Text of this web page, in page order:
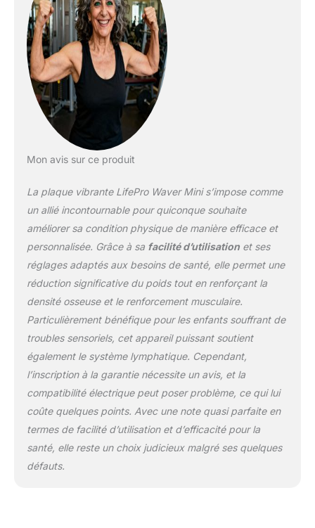
de 200 W offre 99 niveaux de vitesse.
Surface antidérapante, écran intuitif et
fonctionnement silencieux pour un
entraînement pratique où que vous soyez.
ACCOMPAGNEZ VOTRE PARCOURS FORME
: Profitez d’un manuel détaillé, d’une
assistance en direct et d’un accès immédiat
à des vidéos d’entraînement professionnelles
pour atteindre vos objectifs avec LifePro.
Mon avis sur ce produit
La plaque vibrante LifePro Waver Mini s’impose comme
un allié incontournable pour quiconque souhaite
améliorer sa condition physique de manière efficace et
personnalisée. Grâce à sa facilité d’utilisationet ses
réglages adaptés aux besoins de santé, elle permet une
réduction significative du poids tout en renforçant la
densité osseuse et le renforcement musculaire.
Particulièrement bénéfique pour les enfants souffrant de
troubles sensoriels, cet appareil puissant soutient
également le système lymphatique. Cependant,
l’inscription à la garantie nécessite un avis, et la
compatibilité électrique peut poser problème, ce qui lui
coûte quelques points. Avec une note quasi parfaite en
termes de facilité d’utilisation et d’efficacité pour la
santé, elle reste un choix judicieux malgré ses quelques
défauts.